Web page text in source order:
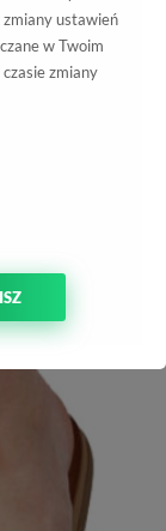
ustawień
w Twoim
zmiany